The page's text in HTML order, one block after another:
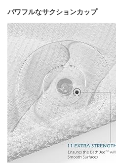
パワフルなサクションカップ